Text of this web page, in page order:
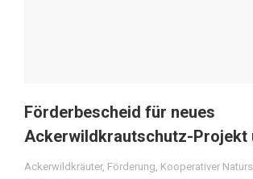
Förderbescheid für neues
Ackerwildkrautschutz-Projekt
Ackerwildkräuter, Förderung Kooperativer